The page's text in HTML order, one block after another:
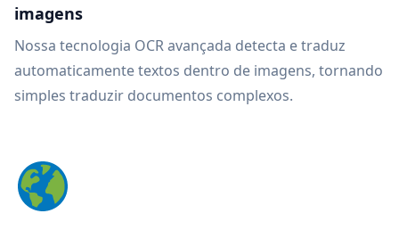
imagens
Nossa tecnologia OCR avançada detecta e traduz
automaticamente textos dentro de imagens, tornando
simples traduzir documentos complexos.